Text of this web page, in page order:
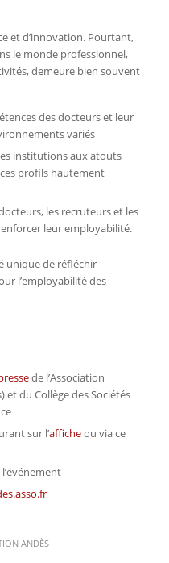
et d’innovation. Pourtant,
le monde professionnel,
demeure bien souvent
des docteurs et leur
variés
institutions aux atouts
profils hautement
les recruteurs et les
leur employabilité.
unique de réfléchir
l’employabilité des
de l’Association
et du Collège des Sociétés
sur l’afficheou via ce
ANDÈS